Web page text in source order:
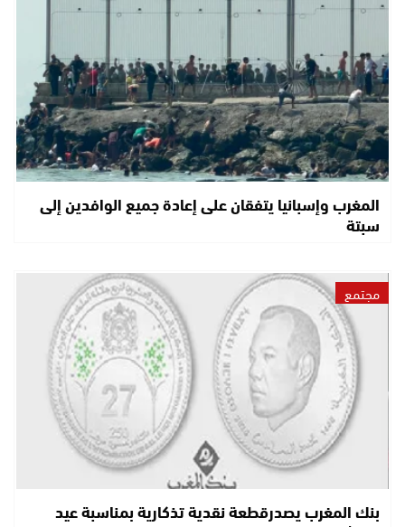
المغرب وإسبانيا يتفقان على إعادة جميع الوافدين إلى
سبتة
مجتمع
بنك المغرب يصدرقطعة نقدية تذكارية بمناسبة عيد